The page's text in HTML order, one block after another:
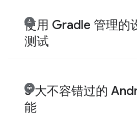
使用 Gradle 管理的
测试
5 大不容错过的
能